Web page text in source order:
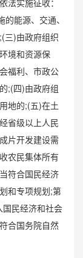
能源、交通、
三)由政府组织
境和资源保
福利、市政公
;(四)由政府组
地的;(五)在土
省级以上人民
片开发建设需
农民集体所有
符合国民经济
和专项规划;第
民经济和社会
合国务院自然